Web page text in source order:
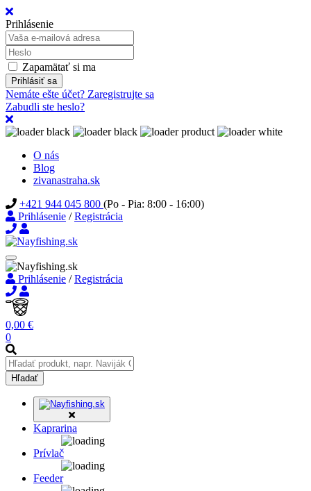
Prihlásenie
Zapamätať si ma
Prihlásiť sa
Nemáte ešte účet? Zaregistrujte sa
Zabudli ste heslo?
O nás
Blog
zivanastraha.sk
+421 944 045 800 (Po - Pia: 8:00 - 16:00)
Prihlásenie / Registrácia
Prihlásenie / Registrácia
0,00 €
0
Hľadať
Kaprarina
Prívlač
Feeder